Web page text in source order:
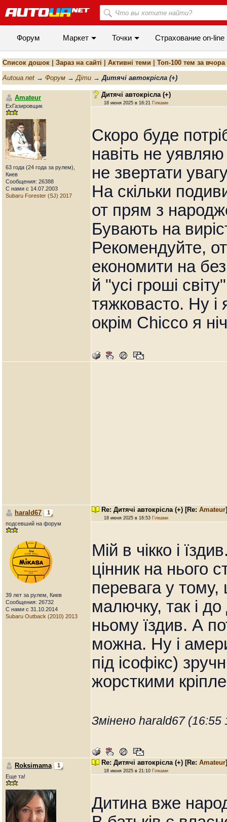
Форум Маркет Точки Cтрахование on-line
Список дошок Зараз на сайті Активні теми Топ-100 тем за вчора
Autoua.net → Форум →Діти →Дитячі автокрісла (+)
Amateur
ExГазировщик
63 года (24 года за рулем),
Киев
Сообщения: 26388
С нами с 14.07.2003
Subaru Forester (SJ) 2017
Дитячі автокрісла (+)
18 июня 2025 в 16:21 Гілками
Скоро буде
навіть не
не звертати
На скільки
от прям з
Бувають на
Рекомендуйте,
економити на
й "усі гроші
тяжковасто. Ну і
окрім Chicco я
harald67
1
подсевший на форум
39 лет за рулем, Киев
Сообщения: 26732
С нами с 31.10.2014
Subaru Outback (2010) 2013
Re: Дитячі автокрісла (+) [Re: Amateur]
18 июня 2025 в 16:53 Гілками
Мій в чікко і
цінник на нього
перевага у
малючку, так і
ньому їздив. А
можна. Ну і
під ісофікс)
жорсткими
Змінено harald67 (16:55
Roksimama
1
Еще та!
Re: Дитячі автокрісла (+) [Re: Amateur]
18 июня 2025 в 21:10 Гілками
Дитина вже